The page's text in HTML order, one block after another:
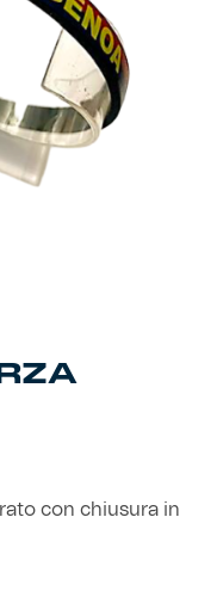
con chiusura in